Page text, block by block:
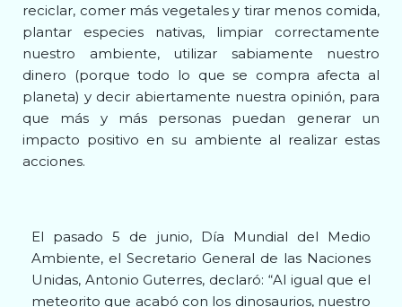
reciclar, comer más vegetales y tirar menos comida,
plantar especies nativas, limpiar correctamente
nuestro ambiente, utilizar sabiamente nuestro
dinero (porque todo lo que se compra afecta al
planeta) y decir abiertamente nuestra opinión, para
que más y más personas puedan generar un
impacto positivo en su ambiente al realizar estas
acciones.
El pasado 5 de junio, Día Mundial del Medio
Ambiente, el Secretario General de las Naciones
Unidas, Antonio Guterres, declaró: “Al igual que el
meteorito que acabó con los dinosaurios, nuestro